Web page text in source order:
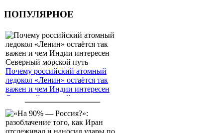
ПОПУЛЯРНОЕ
Почему российский атомный
ледокол «Ленин» остаётся так
важен и чем Индии интересен
Северный морской путь